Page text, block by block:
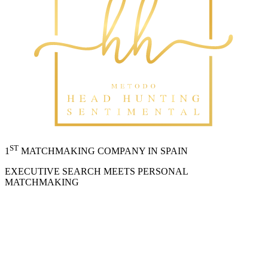
1 ST MATCHMAKING COMPANY IN SPAIN
EXECUTIVE SEARCH MEETS PERSONAL
MATCHMAKING